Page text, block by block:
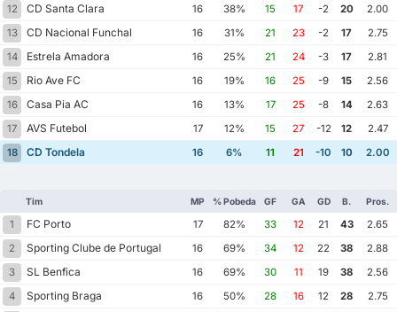
12
CD Santa Clara 16 38% 15 17 -2 20
2.00
13
CD Nacional Funchal 16 31% 21 23 -2 17
2.75
14
Estrela Amadora 16 25% 21 24 -3 17
2.81
15
Rio Ave FC 16 19% 16 25 -9 15
2.56
16
Casa Pia AC 16 13% 17 25 -8 14
2.63
17
AVS Futebol 17 12% 15 27 -12 12
2.47
18
CD Tondela 16 6% 11 21 -10 10 2.00
Tim MP % Pobeda GF GA GD B. Pros.
1 FC Porto 17 82% 33 12 21 43
2.65
2
Sporting Clube de Portugal 16 69% 34 12 22 38
2.88
3
SL Benfica 16 69% 30 11 19 38
2.56
4
Sporting Braga 16 50% 28 16 12 28
2.75